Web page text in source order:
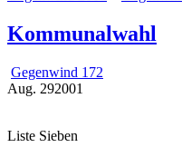
Kommunalwahl
Gegenwind 172
Aug. 292001
Liste Sieben